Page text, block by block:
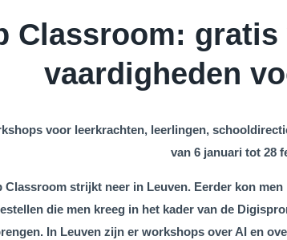
Classroom:
vaardigheden
voor leerkrachten, leerlingen,
van 6 januari tot 28
Classroom strijkt neer in Leuven. Eerder kon
die men kreeg in het kader van de
In Leuven zijn er workshops over AI en